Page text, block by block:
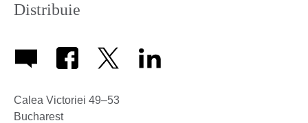
Distribuie
Calea Victoriei 49–53
Bucharest